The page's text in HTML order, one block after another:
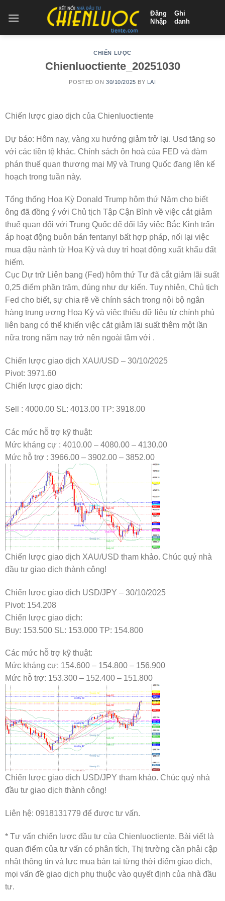
Đăng
Nhập
Ghi
danh
CHIẾN LƯỢC
Chienluoctiente_20251030
POSTED ON30/10/2025 BY LAI
Chiến lược giao dịch của Chienluoctiente
Dự báo: Hôm nay, vàng xu hướng giảm trở lại. Usd tăng so
với các tiền tệ khác. Chính sách ôn hoà của FED và đàm
phán thuế quan thương mại Mỹ và Trung Quốc đang lên kế
hoạch trong tuần này.
Tổng thống Hoa Kỳ Donald Trump hôm thứ Năm cho biết
ông đã đồng ý với Chủ tịch Tập Cận Bình về việc cắt giảm
thuế quan đối với Trung Quốc để đổi lấy việc Bắc Kinh trấn
áp hoạt động buôn bán fentanyl bất hợp pháp, nối lại việc
mua đậu nành từ Hoa Kỳ và duy trì hoạt động xuất khẩu đất
hiếm.
Cục Dự trữ Liên bang (Fed) hôm thứ Tư đã cắt giảm lãi suất
0,25 điểm phần trăm, đúng như dự kiến. Tuy nhiên, Chủ tịch
Fed cho biết, sự chia rẽ về chính sách trong nội bộ ngân
hàng trung ương Hoa Kỳ và việc thiếu dữ liệu từ chính phủ
liên bang có thể khiến việc cắt giảm lãi suất thêm một lần
nữa trong năm nay trở nên ngoài tầm với .
Chiến lược giao dịch XAU/USD – 30/10/2025
Pivot: 3971.60
Chiến lược giao dịch:
Sell : 4000.00 SL: 4013.00 TP: 3918.00
Các mức hỗ trợ kỹ thuật:
Mức kháng cự : 4010.00 – 4080.00 – 4130.00
Mức hỗ trợ : 3966.00 – 3902.00 – 3852.00
Chiến lược giao dịch XAU/USD tham khảo. Chúc quý nhà
đầu tư giao dịch thành công!
Chiến lược giao dịch USD/JPY – 30/10/2025
Pivot: 154.208
Chiến lược giao dịch:
Buy: 153.500 SL: 153.000 TP: 154.800
Các mức hỗ trợ kỹ thuật:
Mức kháng cự: 154.600 – 154.800 – 156.900
Mức hỗ trợ: 153.300 – 152.400 – 151.800
Chiến lược giao dịch USD/JPY tham khảo. Chúc quý nhà
đầu tư giao dịch thành công!
Liên hệ: 0918131779 để được tư vấn.
* Tư vấn chiến lược đầu tư của Chienluoctiente. Bài viết là
quan điểm của tư vấn có phân tích, Thị trường cần phải cập
nhật thông tin và lực mua bán tại từng thời điểm giao dịch,
mọi vấn đề giao dịch phụ thuộc vào quyết định của nhà đầu
tư.